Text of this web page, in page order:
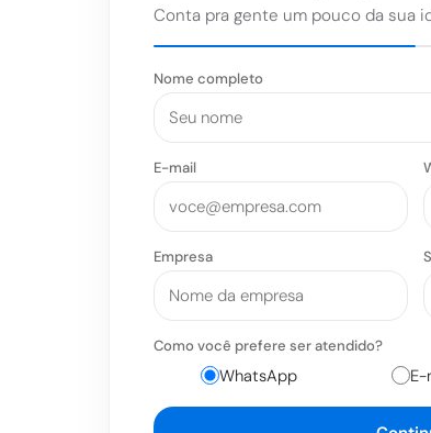
Conta pra gente um pouco da sua
Nome completo
E-mail
Empresa
Como você prefere ser atendido?
WhatsApp E-